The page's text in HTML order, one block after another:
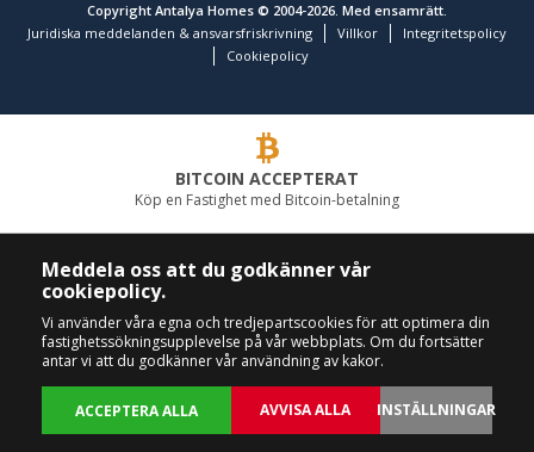
Copyright Antalya Homes © 2004-2026. Med ensamrätt.
Juridiska meddelanden & ansvarsfriskrivning
Villkor
Integritetspolicy
Cookiepolicy
BITCOIN ACCEPTERAT
Köp en Fastighet med Bitcoin-betalning
LEDANDE FASTIGHETSFÖRETAG
RING OSS
+90 242 324 54 94
Meddela oss att du godkänner vår
cookiepolicy.
Vi använder våra egna och tredjepartscookies för att optimera din
fastighetssökningsupplevelse på vår webbplats. Om du fortsätter
antar vi att du godkänner vår användning av kakor.
ACCEPTERA ALLA AVVISA ALLA INSTÄLLNINGAR